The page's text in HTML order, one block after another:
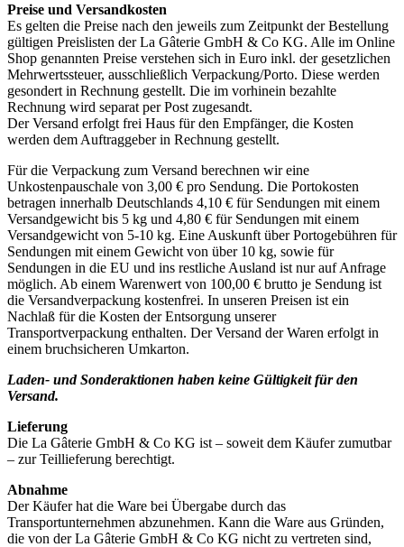
Preise und Versandkosten
Es gelten die Preise nach den jeweils zum Zeitpunkt der Bestellung
gültigen Preislisten der La Gâterie GmbH & Co KG. Alle im Online
Shop genannten Preise verstehen sich in Euro inkl. der gesetzlichen
Mehrwertssteuer, ausschließlich Verpackung/Porto. Diese werden
gesondert in Rechnung gestellt. Die im vorhinein bezahlte
Rechnung wird separat per Post zugesandt.
Der Versand erfolgt frei Haus für den Empfänger, die Kosten
werden dem Auftraggeber in Rechnung gestellt.
Für die Verpackung zum Versand berechnen wir eine
Unkostenpauschale von 3,00 € pro Sendung. Die Portokosten
betragen innerhalb Deutschlands 4,10 € für Sendungen mit einem
Versandgewicht bis 5 kg und 4,80 € für Sendungen mit einem
Versandgewicht von 5-10 kg. Eine Auskunft über Portogebühren für
Sendungen mit einem Gewicht von über 10 kg, sowie für
Sendungen in die EU und ins restliche Ausland ist nur auf Anfrage
möglich. Ab einem Warenwert von 100,00 € brutto je Sendung ist
die Versandverpackung kostenfrei. In unseren Preisen ist ein
Nachlaß für die Kosten der Entsorgung unserer
Transportverpackung enthalten. Der Versand der Waren erfolgt in
einem bruchsicheren Umkarton.
Laden- und Sonderaktionen haben keine Gültigkeit für den
Versand.
Lieferung
Die La Gâterie GmbH & Co KG ist – soweit dem Käufer zumutbar
– zur Teillieferung berechtigt.
Abnahme
Der Käufer hat die Ware bei Übergabe durch das
Transportunternehmen abzunehmen. Kann die Ware aus Gründen,
die von der La Gâterie GmbH & Co KG nicht zu vertreten sind,